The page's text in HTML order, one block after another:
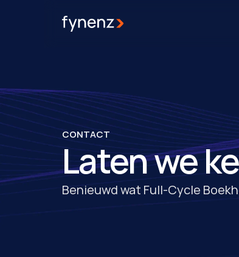
CONTACT
Laten we
Benieuwd wat Full-Cycle